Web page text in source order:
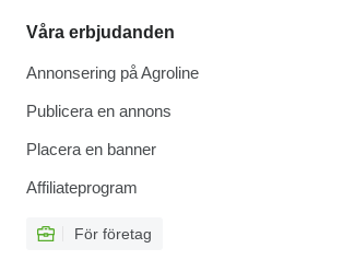
Våra erbjudanden
Annonsering på Agroline
Publicera en annons
Placera en banner
Affiliateprogram
För företag